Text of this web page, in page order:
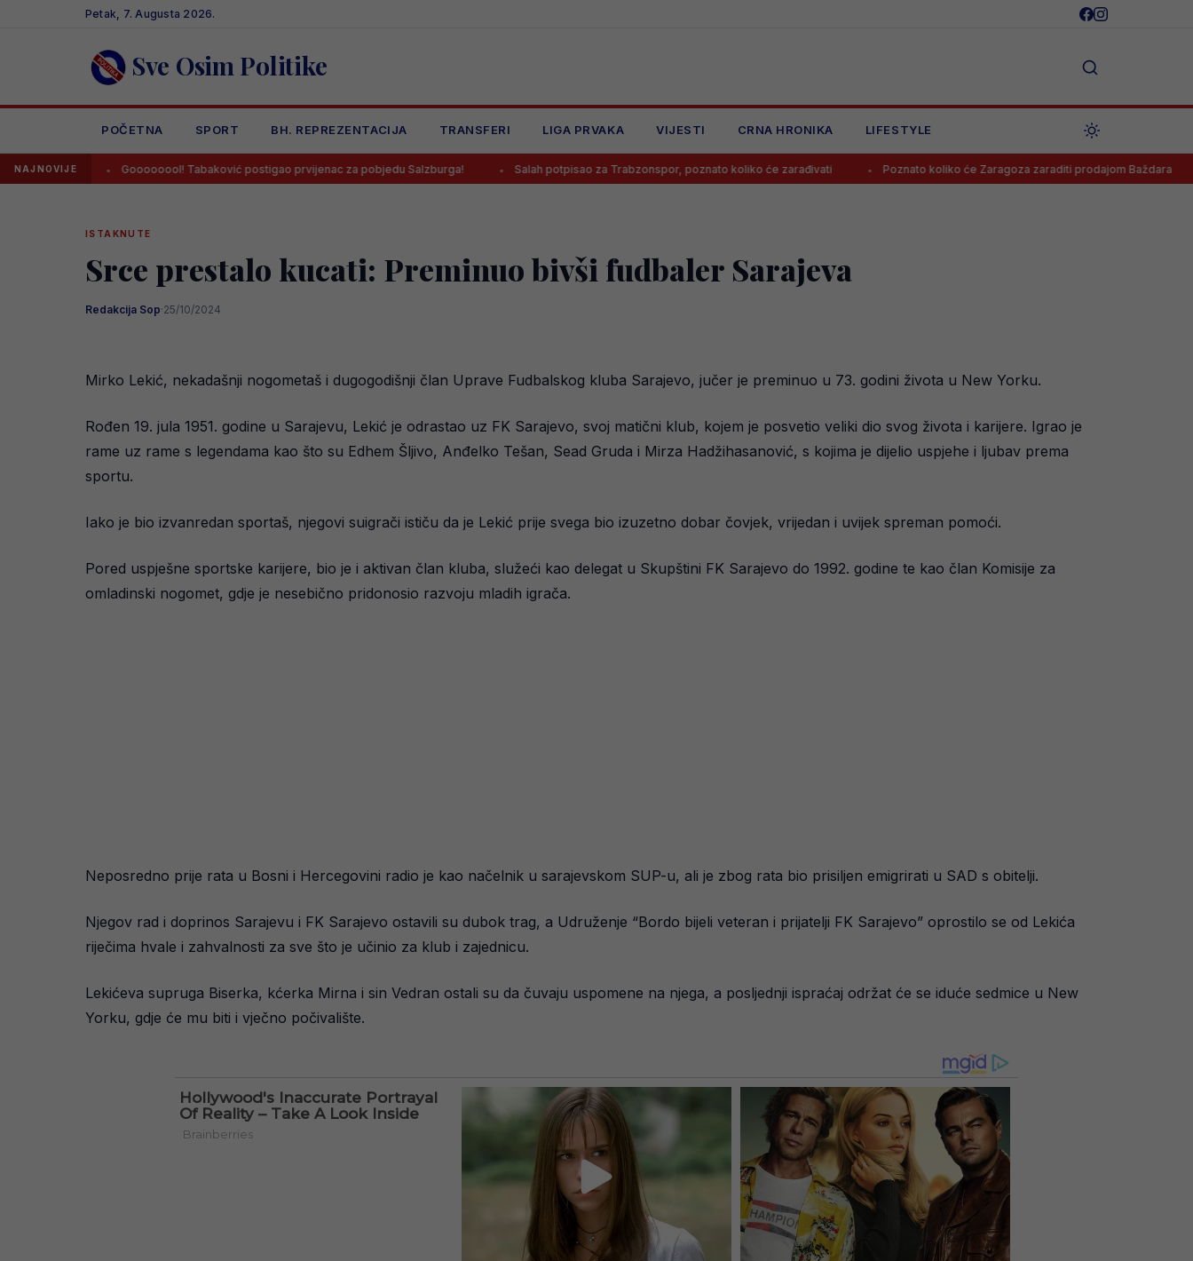
Petak, 7. Augusta 2026.
Sve Osim Politike
POČETNA SPORT BH. REPREZENTACIJA TRANSFERI LIGA PRVAKA VIJESTI CRNA HRONIKA LIFESTYLE
NAJNOVIJEGoooooool! Tabaković postigao prvijenac za pobjedu Salzburga! Salah potpisao za Trabzonspor, poznato koliko će zarađivati Poznato koliko će Zaragoza zaraditi prodajom Baždara
ISTAKNUTE
Srce prestalo kucati: Preminuo bivši fudbaler Sarajeva
Redakcija Sop·25/10/2024
Mirko Lekić, nekadašnji nogometaš i dugogodišnji član Uprave Fudbalskog kluba Sarajevo, jučer je preminuo u 73. godini života u New Yorku.
Rođen 19. jula 1951. godine u Sarajevu, Lekić je odrastao uz FK Sarajevo, svoj matični klub, kojem je posvetio veliki dio svog života i karijere. Igrao je
rame uz rame s legendama kao što su Edhem Šljivo, Anđelko Tešan, Sead Gruda i Mirza Hadžihasanović, s kojima je dijelio uspjehe i ljubav prema
sportu.
Iako je bio izvanredan sportaš, njegovi suigrači ističu da je Lekić prije svega bio izuzetno dobar čovjek, vrijedan i uvijek spreman pomoći.
Pored uspješne sportske karijere, bio je i aktivan član kluba, služeći kao delegat u Skupštini FK Sarajevo do 1992. godine te kao član Komisije za
omladinski nogomet, gdje je nesebično pridonosio razvoju mladih igrača.
Neposredno prije rata u Bosni i Hercegovini radio je kao načelnik u sarajevskom SUP-u, ali je zbog rata bio prisiljen emigrirati u SAD s obitelji.
Njegov rad i doprinos Sarajevu i FK Sarajevo ostavili su dubok trag, a Udruženje “Bordo bijeli veteran i prijatelji FK Sarajevo” oprostilo se od Lekića
riječima hvale i zahvalnosti za sve što je učinio za klub i zajednicu.
Lekićeva supruga Biserka, kćerka Mirna i sin Vedran ostali su da čuvaju uspomene na njega, a posljednji ispraćaj održat će se iduće sedmice u New
Yorku, gdje će mu biti i vječno počivalište.